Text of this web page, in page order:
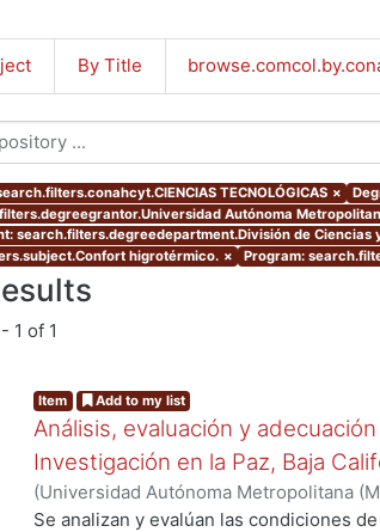
By Title
TECNOLÓGICAS ×
Autónoma
search.filters.degreedepartment.División de Ciencias
higrotérmico. × Program:
1 of 1
Item Add to my list
Análisis, evaluación y
Investigación en la Paz, Baja
(Universidad Autónoma Metropolitana
de Servicios de Información.,1999-12 )
Se analizan y evalúan las condiciones